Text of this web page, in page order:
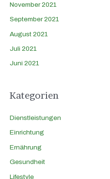
November 2021
September 2021
August 2021
Juli 2021
Juni 2021
Kategorien
Dienstleistungen
Einrichtung
Ernährung
Gesundheit
Lifestyle